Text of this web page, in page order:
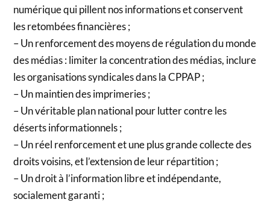
numérique qui pillent nos informations et conservent
les retombées financières ;
– Un renforcement des moyens de régulation du monde
des médias : limiter la concentration des médias, inclure
les organisations syndicales dans la CPPAP ;
– Un maintien des imprimeries ;
– Un véritable plan national pour lutter contre les
déserts informationnels ;
– Un réel renforcement et une plus grande collecte des
droits voisins, et l’extension de leur répartition ;
– Un droit à l’information libre et indépendante,
socialement garanti ;